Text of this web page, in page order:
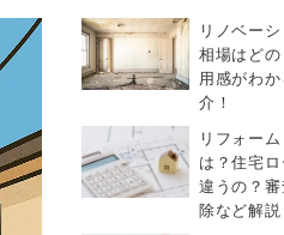
リノベー
相場はど
用感がわ
介！
リフォー
は？住宅
違うの？
除など解説